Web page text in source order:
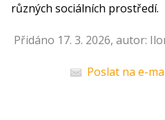
různých sociálních prostředí.
Přidáno 17. 3. 2026, autor:
Poslat na e-